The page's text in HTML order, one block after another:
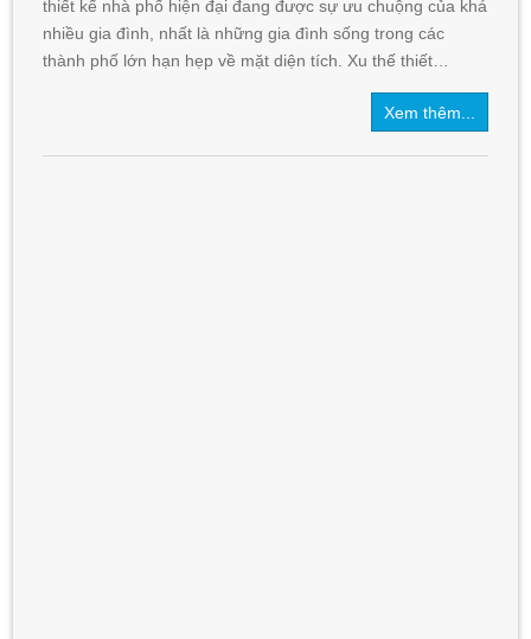
thiết kế nhà phố hiện đại đang được sự ưu chuộng của khá
nhiều gia đình, nhất là những gia đình sống trong các
thành phố lớn hạn hẹp về mặt diện tích. Xu thế thiết…
Xem thêm...